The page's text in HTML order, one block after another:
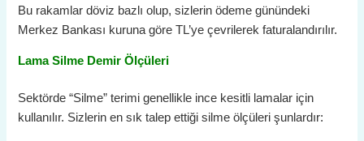
Bu rakamlar döviz bazlı olup, sizlerin ödeme günündeki
Merkez Bankası kuruna göre TL’ye çevrilerek faturalandırılır.
Lama Silme Demir Ölçüleri
Sektörde “Silme” terimi genellikle ince kesitli lamalar için
kullanılır. Sizlerin en sık talep ettiği silme ölçüleri şunlardır: